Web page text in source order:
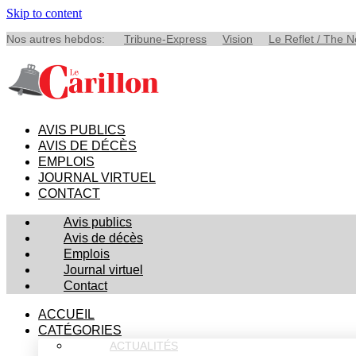
Skip to content
Nos autres hebdos: Tribune-Express Vision Le Reflet / The
AVIS PUBLICS
AVIS DE DÉCÈS
EMPLOIS
JOURNAL VIRTUEL
CONTACT
Avis publics
Avis de décès
Emplois
Journal virtuel
Contact
ACCUEIL
CATÉGORIES
ACTUALITÉS